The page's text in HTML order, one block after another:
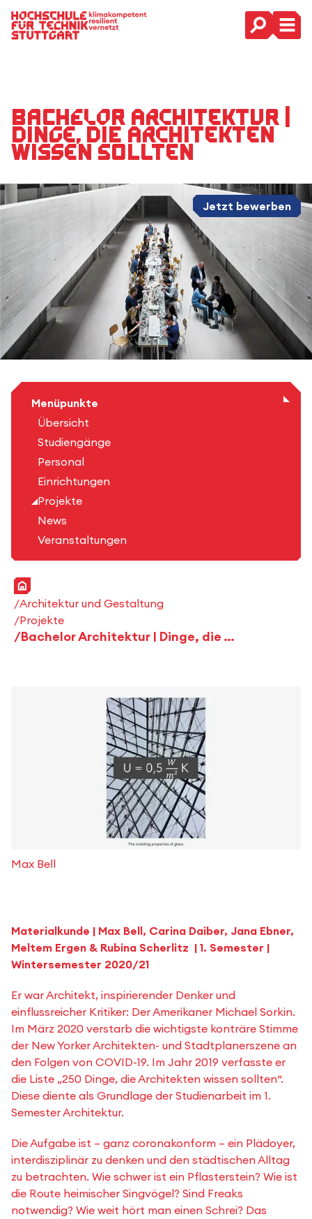
Hauptnavigation
Bachelor Architektur |
Dinge, die Architekten
wissen sollten
Jetzt bewerben
Menüpunkte
Übersicht
Studiengänge
Personal
Einrichtungen
Projekte
News
Veranstaltungen
Startseite
Architektur und Gestaltung
Projekte
Bachelor Architektur | Dinge, die Architekten wissen sollten
Max Bell
Materialkunde | Max Bell, Carina Daiber, Jana Ebner,
Meltem Ergen & Rubina Scherlitz | 1. Semester |
Wintersemester 2020/21
Er war Architekt, inspirierender Denker und
einflussreicher Kritiker: Der Amerikaner Michael Sorkin.
Im März 2020 verstarb die wichtigste konträre Stimme
der New Yorker Architekten- und Stadtplanerszene an
den Folgen von COVID-19. Im Jahr 2019 verfasste er
die Liste „250 Dinge, die Architekten wissen sollten“.
Diese diente als Grundlage der Studienarbeit im 1.
Semester Architektur.
Die Aufgabe ist – ganz coronakonform – ein Plädoyer,
interdisziplinär zu denken und den städtischen Alltag
zu betrachten. Wie schwer ist ein Pflasterstein? Wie ist
die Route heimischer Singvögel? Sind Freaks
notwendig? Wie weit hört man einen Schrei? Das